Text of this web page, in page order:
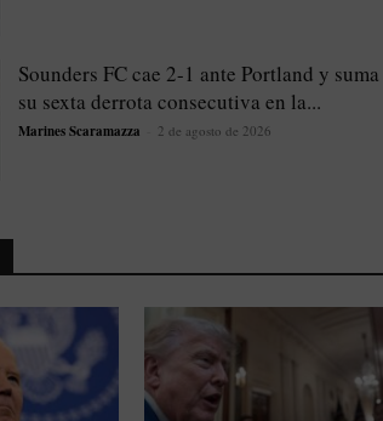
Sounders FC cae 2-1 ante Portland y suma
su sexta derrota consecutiva en la...
Marines Scaramazza 2 de agosto de 2026